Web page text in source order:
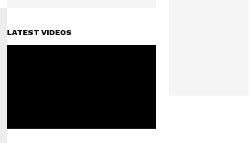
LATEST VIDEOS